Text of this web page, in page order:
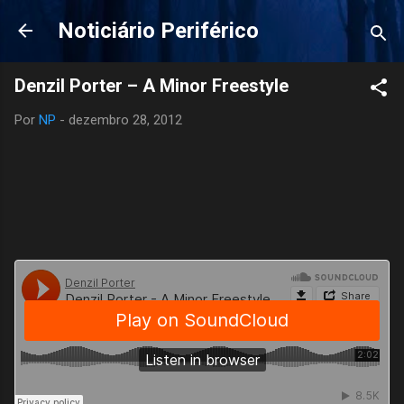
Pular para o conteúdo principal
Noticiário Periférico
Denzil Porter – A Minor Freestyle
Por NP - dezembro 28, 2012